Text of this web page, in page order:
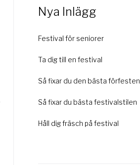
Nya Inlägg
Festival för seniorer
Ta dig till en festival
Så fixar du den bästa förfesten
Så fixar du bästa festivalstilen
Håll dig fräsch på festival